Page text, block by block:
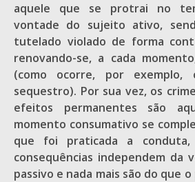
aquele que se protrai no
vontade do sujeito ativo,
tutelado violado de forma
renovando-se, a cada
(como ocorre, por
sequestro). Por sua vez, os
efeitos permanentes são
momento consumativo se
que foi praticada a conduta,
consequências independem da
passivo e nada mais são do que